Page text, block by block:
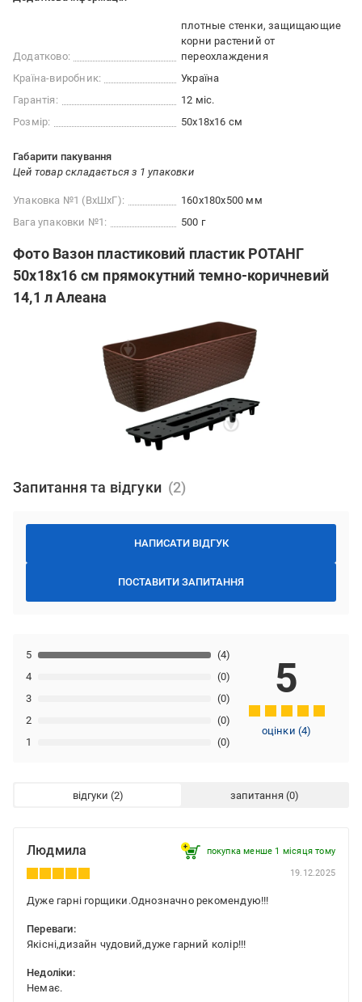
Додатково:
плотные стенки, защищающие
корни растений от
переохлаждения
Країна-виробник:
Україна
Гарантія:
12 міс.
Розмір:
50x18x16 см
Габарити пакування
Цей товар складається з 1 упаковки
Упаковка №1 (ВхШхГ):
160x180x500 мм
Вага упаковки №1:
500 г
Фото Вазон пластиковий пластик РОТАНГ
50x18x16 см прямокутний темно-коричневий
14,1 л Алеана
Запитання та відгуки
НАПИСАТИ ВІДГУК
ПОСТАВИТИ ЗАПИТАННЯ
1 (0)
2 (0)
3 (0)
4 (0)
5 (4)
5
оцінки(4)
відгуки запитання
Людмила покупка менше 1 місяця томy
19.12.2025
Дуже гарні горщики.Однозначно рекомендую!!!
Переваги:
Якісні,дизайн чудовий,дуже гарний колір!!!
Недоліки:
Немає.